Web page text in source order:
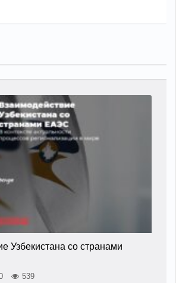
Узбекистана со странами
539